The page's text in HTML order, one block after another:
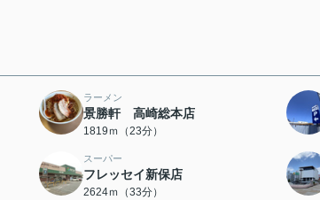
ラーメン
景勝軒 高崎総本店
1819ｍ（23分）
スーパー
フレッセイ新保店
2624ｍ（33分）